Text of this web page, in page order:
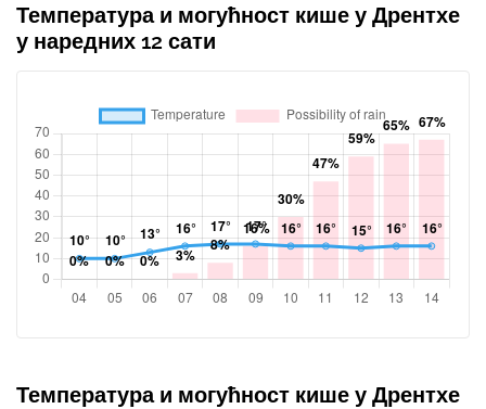
Температура и могућност кише у Дрентхе
у наредних 12 сати
Температура и могућност кише у Дрентхе